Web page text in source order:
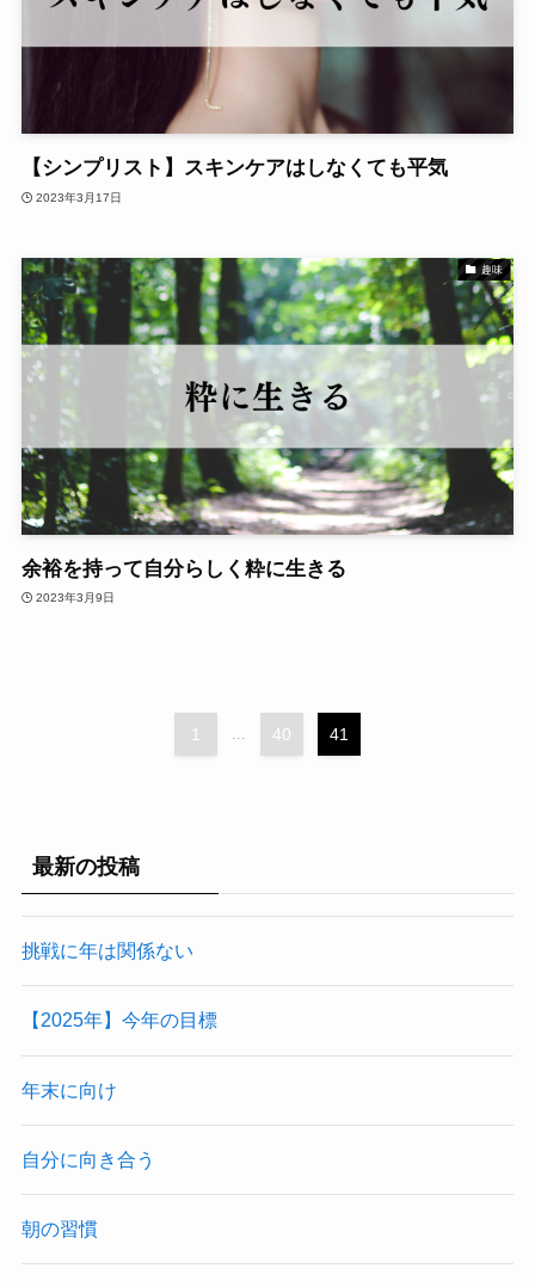
【シンプリスト】スキンケアはしなくても平気
2023年3月17日
趣味
余裕を持って自分らしく粋に生きる
2023年3月9日
1 40 41
最新の投稿
挑戦に年は関係ない
【2025年】今年の目標
年末に向け
自分に向き合う
朝の習慣